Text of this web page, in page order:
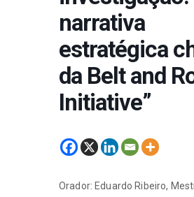
narrativa
estratégica
da Belt and
Initiative”
Orador: Eduardo Ribeiro,